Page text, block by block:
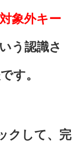
対象外キー
う認識さ
す。
クして、完